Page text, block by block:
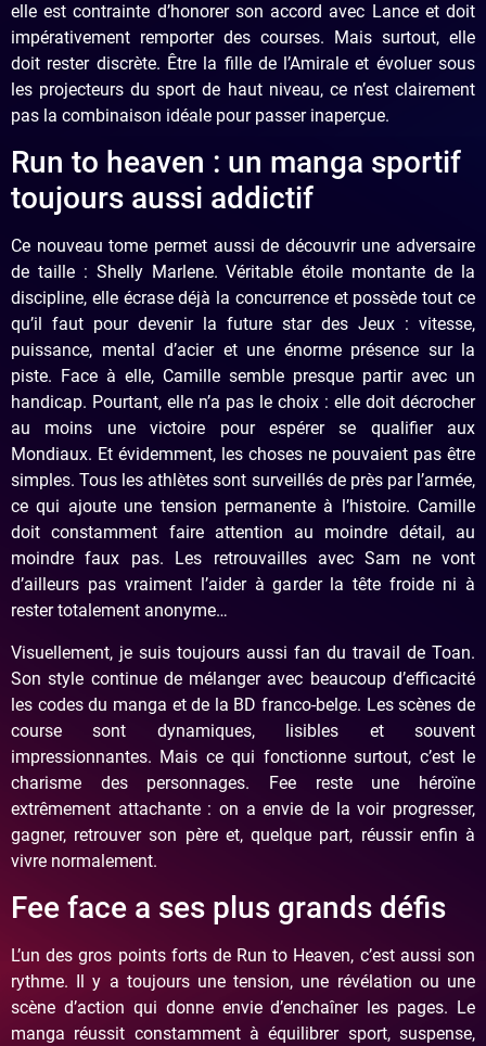
elle est contrainte d’honorer son accord avec Lance et doit
impérativement remporter des courses. Mais surtout, elle
doit rester discrète. Être la fille de l’Amirale et évoluer sous
les projecteurs du sport de haut niveau, ce n’est clairement
pas la combinaison idéale pour passer inaperçue.
Run to heaven : un manga sportif
toujours aussi addictif
Ce nouveau tome permet aussi de découvrir une adversaire
de taille : Shelly Marlene. Véritable étoile montante de la
discipline, elle écrase déjà la concurrence et possède tout ce
qu’il faut pour devenir la future star des Jeux : vitesse,
puissance, mental d’acier et une énorme présence sur la
piste. Face à elle, Camille semble presque partir avec un
handicap. Pourtant, elle n’a pas le choix : elle doit décrocher
au moins une victoire pour espérer se qualifier aux
Mondiaux. Et évidemment, les choses ne pouvaient pas être
simples. Tous les athlètes sont surveillés de près par l’armée,
ce qui ajoute une tension permanente à l’histoire. Camille
doit constamment faire attention au moindre détail, au
moindre faux pas. Les retrouvailles avec Sam ne vont
d’ailleurs pas vraiment l’aider à garder la tête froide ni à
rester totalement anonyme…
Visuellement, je suis toujours aussi fan du travail de Toan.
Son style continue de mélanger avec beaucoup d’efficacité
les codes du manga et de la BD franco-belge. Les scènes de
course sont dynamiques, lisibles et souvent
impressionnantes. Mais ce qui fonctionne surtout, c’est le
charisme des personnages. Fee reste une héroïne
extrêmement attachante : on a envie de la voir progresser,
gagner, retrouver son père et, quelque part, réussir enfin à
vivre normalement.
Fee face a ses plus grands défis
L’un des gros points forts de Run to Heaven, c’est aussi son
rythme. Il y a toujours une tension, une révélation ou une
scène d’action qui donne envie d’enchaîner les pages. Le
manga réussit constamment à équilibrer sport, suspense,